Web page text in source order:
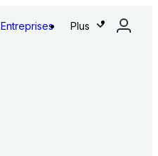
Entreprises Plus